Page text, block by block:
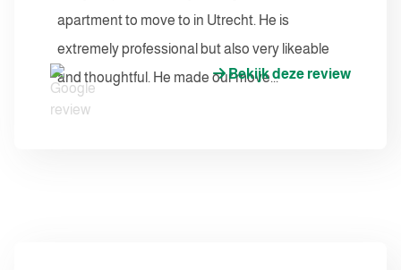
apartment to move to in Utrecht. He is
extremely professional but also very likeable
and thoughtful. He made our move...Bekijk deze review